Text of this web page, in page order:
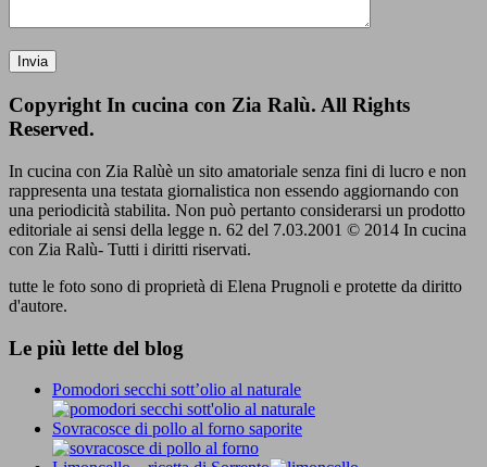
Copyright In cucina con Zia Ralù. All Rights
Reserved.
In cucina con Zia Ralùè un sito amatoriale senza fini di lucro e non
rappresenta una testata giornalistica non essendo aggiornando con
una periodicità stabilita. Non può pertanto considerarsi un prodotto
editoriale ai sensi della legge n. 62 del 7.03.2001 © 2014 In cucina
con Zia Ralù- Tutti i diritti riservati.
tutte le foto sono di proprietà di Elena Prugnoli e protette da diritto
d'autore.
Le più lette del blog
Pomodori secchi sott’olio al naturale
Sovracosce di pollo al forno saporite